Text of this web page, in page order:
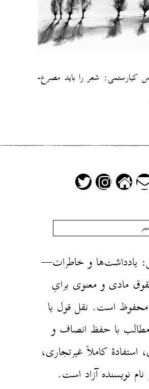
کیارستمی: شعر را باید مصرع‌-‌
یادداشت‌ها و خاطرات—
مادی و معنوی برایِ
محفوظ است. نقل قول یا
مطالب با حفظ انصاف و
استفادهٔ کاملاً غیرتجاری،
نویسنده آزاد است.